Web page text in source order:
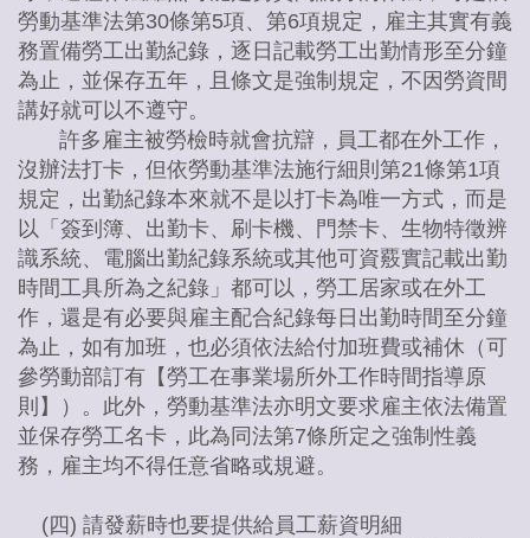
勞動基準法第30條第5項、第6項規定，雇主其實有義
務置備勞工出勤紀錄，逐日記載勞工出勤情形至分鐘
為止，並保存五年，且條文是強制規定，不因勞資間
講好就可以不遵守。
許多雇主被勞檢時就會抗辯，員工都在外工作，
沒辦法打卡，但依勞動基準法施行細則第21條第1項
規定，出勤紀錄本來就不是以打卡為唯一方式，而是
以「簽到簿、出勤卡、刷卡機、門禁卡、生物特徵辨
識系統、電腦出勤紀錄系統或其他可資覈實記載出勤
時間工具所為之紀錄」都可以，勞工居家或在外工
作，還是有必要與雇主配合紀錄每日出勤時間至分鐘
為止，如有加班，也必須依法給付加班費或補休（可
參勞動部訂有【勞工在事業場所外工作時間指導原
則】）。此外，勞動基準法亦明文要求雇主依法備置
並保存勞工名卡，此為同法第7條所定之強制性義
務，雇主均不得任意省略或規避。
(四) 請發薪時也要提供給員工薪資明細